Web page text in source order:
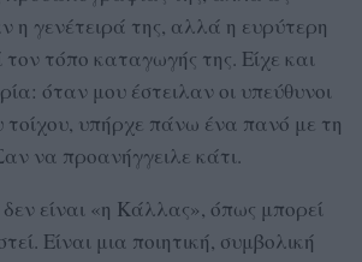
η γενέτειρά της, αλλά η ευρύτερη
τον τόπο καταγωγής της. Είχε και
όταν μου έστειλαν οι υπεύθυνοι
υπήρχε πάνω ένα πανό με τη
να προανήγγειλε κάτι.
είναι «η Κάλλας», όπως μπορεί
Είναι μια ποιητική, συμβολική